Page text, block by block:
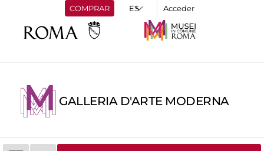
COMPRAR Acceder
GALLERIA D'ARTE MODERNA